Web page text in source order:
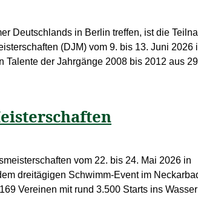
Deutschlands in Berlin treffen, ist die
(DJM) vom 9. bis 13. Juni 2026
der Jahrgänge 2008 bis 2012 aus
vom 22. bis 24. Mai 2026 in
dreitägigen Schwimm-Event im
Vereinen mit rund 3.500 Starts ins